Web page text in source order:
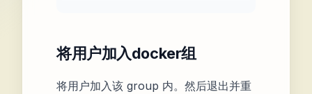
将用户加入docker组
将用户加入该 group 内。然后退出并重